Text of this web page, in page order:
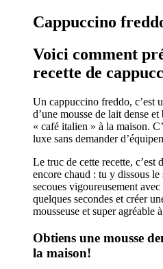
Cappuccino
Voici comment
recette de
Un cappuccino freddo, c’est
d’une mousse de lait dense
« café italien » à la maison.
luxe sans demander
Le truc de cette recette, c’est
encore chaud : tu y dissous
secoues vigoureusement
quelques secondes et créer
mousseuse et super agréable
Obtiens une mousse
la maison!